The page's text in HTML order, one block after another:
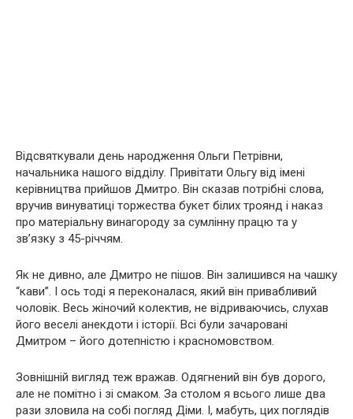
Відсвяткували день народження Ольги Петрівни,
начальника нашого відділу. Привітати Ольгу від імені
керівництва прийшов Дмитро. Він сказав потрібні слова,
вручив винуватиці торжества букет білих троянд і наказ
про матеріальну винагороду за сумлінну працю та у
зв’язку з 45-річчям.
Як не дивно, але Дмитро не пішов. Він залишився на чашку
“кави”. І ось тоді я переконалася, який він привабливий
чоловік. Весь жіночий колектив, не відриваючись, слухав
його веселі анекдоти і історії. Всі були зачаровані
Дмитром – його дотепністю і красномовством.
Зовнішній вигляд теж вражав. Одягнений він був дорого,
але не помітно і зі смаком. За столом я всього лише два
рази зловила на собі погляд Діми. І, мабуть, цих поглядів